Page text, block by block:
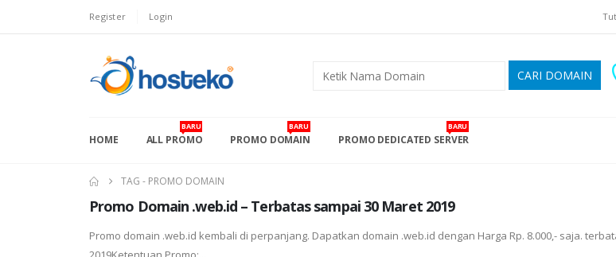
Register Login
HOME ALL PROMO
BARU
PROMO DOMAIN
BARU
PROMO DEDICATED SERVER
BARU
TAG - PROMO DOMAIN
Promo Domain .web.id – Terbatas sampai 30 Maret 2019
Promo domain .web.id kembali di perpanjang. Dapatkan domain .web.id dengan Harga Rp. 8.000,- saja.